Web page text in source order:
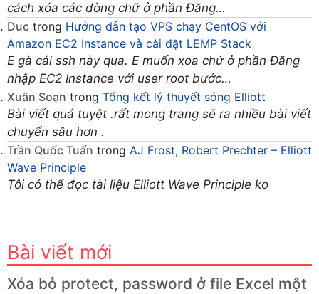
cách xóa các dòng chữ ở phần Đăng…
Duc trong Hướng dẫn tạo VPS chạy CentOS với
Amazon EC2 Instance và cài đặt LEMP Stack
E gà cái ssh này qua. E muốn xoa chứ ở phần Đăng
nhập EC2 Instance với user root bước…
Xuân Soạn trong Tổng kết lý thuyết sóng Elliott
Bài viết quá tuyệt .rất mong trang sẽ ra nhiều bài viết
chuyển sâu hơn .
Trần Quốc Tuấn trong AJ Frost, Robert Prechter – Elliott
Wave Principle
Tôi có thể đọc tài liệu Elliott Wave Principle ko
Bài viết mới
Xóa bỏ protect, password ở file Excel một